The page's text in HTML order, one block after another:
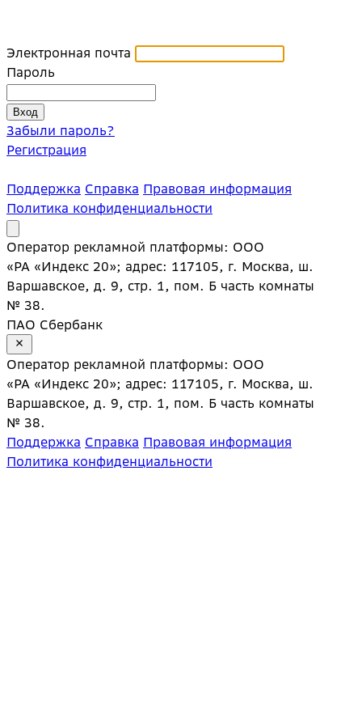
Электронная почта
Пароль
Забыли пароль?
Регистрация
Поддержка Справка Правовая информация
Политика конфиденциальности
Оператор рекламной платформы: ООО
«РА «Индекс 20»; адрес: 117105, г. Москва, ш.
Варшавское, д. 9, стр. 1, пом. Б часть комнаты
№ 38.
ПАО Сбербанк
Оператор рекламной платформы: ООО
«РА «Индекс 20»; адрес: 117105, г. Москва, ш.
Варшавское, д. 9, стр. 1, пом. Б часть комнаты
№ 38.
Поддержка Справка Правовая информация
Политика конфиденциальности